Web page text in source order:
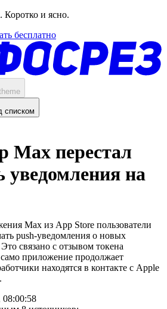
и ясно.
бесплатно
списком
Max перестал
уведомления на
Max из App Store пользователи
push-уведомления о новых
связано с отзывом токена
приложение продолжает
находятся в контакте с Apple
08:00:58